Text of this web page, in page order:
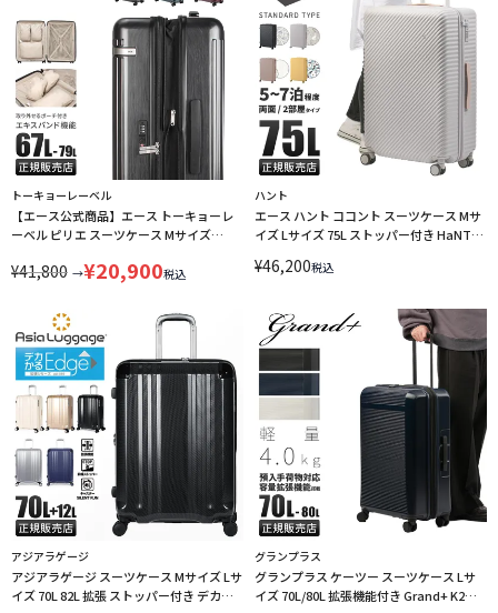
トーキョーレーベル
【エース公式商品】エース トーキョーレ
ーベル ピリエ スーツケース Mサイズ
ace. TOKYO LABEL 05703【在庫限り】
¥41,800 →¥20,900税込
ハント
エース ハント ココント スーツケース Mサ
イズ Lサイズ 75L ストッパー付き HaNT
¥46,200税込
アジアラゲージ
アジアラゲージ スーツケース Mサイズ Lサ
イズ 70L 82L 拡張 ストッパー付き デカか
グランプラス
グランプラス ケーツー スーツケース Lサ
イズ 70L/80L 拡張機能付き Grand+ K2